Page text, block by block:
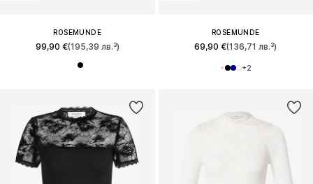
ROSEMUNDE
99,90 €(195,39 лв.³)
ROSEMUNDE
69,90 €(136,71 лв.³)
+2